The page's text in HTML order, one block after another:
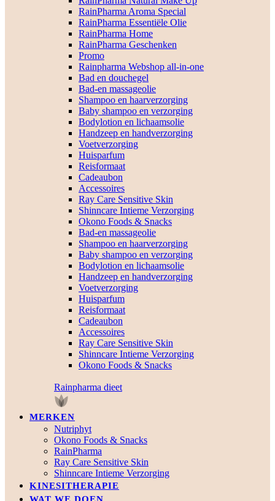
RainPharma Aroma Special
RainPharma Essentiële Olie
RainPharma Home
RainPharma Geschenken
Promo
Rainpharma Webshop all-in-one
Bad en douchegel
Bad-en massageolie
Shampoo en haarverzorging
Baby shampoo en verzorging
Bodylotion en lichaamsolie
Handzeep en handverzorging
Voetverzorging
Huisparfum
Reisformaat
Cadeaubon
Accessoires
Ray Care Sensitive Skin
Shinncare Intieme Verzorging
Okono Foods & Snacks
Bad-en massageolie
Shampoo en haarverzorging
Baby shampoo en verzorging
Bodylotion en lichaamsolie
Handzeep en handverzorging
Voetverzorging
Huisparfum
Reisformaat
Cadeaubon
Accessoires
Ray Care Sensitive Skin
Shinncare Intieme Verzorging
Okono Foods & Snacks
Rainpharma dieet
MERKEN
Nutriphyt
Okono Foods & Snacks
RainPharma
Ray Care Sensitive Skin
Shinncare Intieme Verzorging
KINESITHERAPIE
WAT WE DOEN